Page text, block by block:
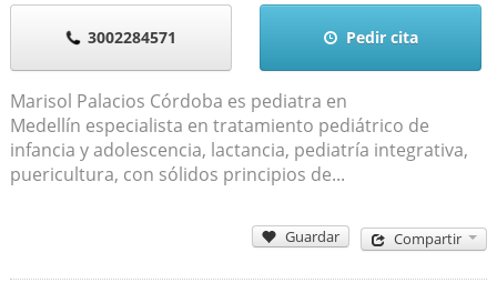
3002284571 Pedir cita
Marisol Palacios Córdoba es pediatra en
Medellín especialista en tratamiento pediátrico de
infancia y adolescencia, lactancia, pediatría integrativa,
puericultura, con sólidos principios de...
Guardar Compartir